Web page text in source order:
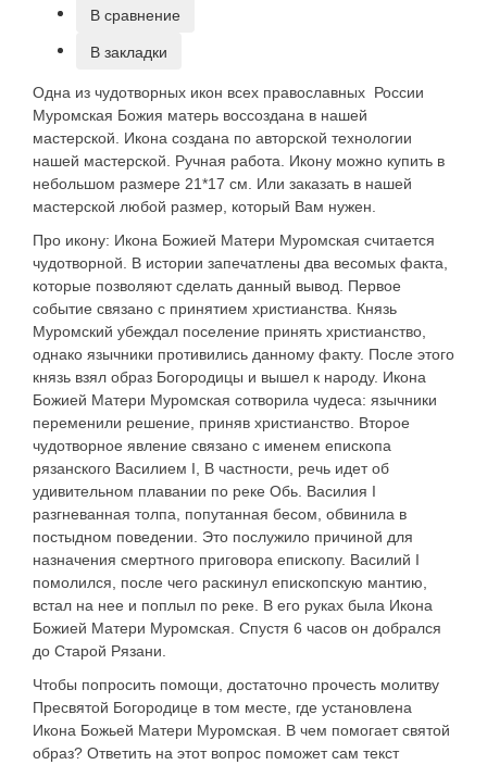
В сравнение
В закладки
Одна из чудотворных икон всех православных России
Муромская Божия матерь воссоздана в нашей
мастерской. Икона создана по авторской технологии
нашей мастерской. Ручная работа. Икону можно купить в
небольшом размере 21*17 см. Или заказать в нашей
мастерской любой размер, который Вам нужен.
Про икону: Икона Божией Матери Муромская считается
чудотворной. В истории запечатлены два весомых факта,
которые позволяют сделать данный вывод. Первое
событие связано с принятием христианства. Князь
Муромский убеждал поселение принять христианство,
однако язычники противились данному факту. После этого
князь взял образ Богородицы и вышел к народу. Икона
Божией Матери Муромская сотворила чудеса: язычники
переменили решение, приняв христианство. Второе
чудотворное явление связано с именем епископа
рязанского Василием I, В частности, речь идет об
удивительном плавании по реке Обь. Василия I
разгневанная толпа, попутанная бесом, обвинила в
постыдном поведении. Это послужило причиной для
назначения смертного приговора епископу. Василий I
помолился, после чего раскинул епископскую мантию,
встал на нее и поплыл по реке. В его руках была Икона
Божией Матери Муромская. Спустя 6 часов он добрался
до Старой Рязани.
Чтобы попросить помощи, достаточно прочесть молитву
Пресвятой Богородице в том месте, где установлена
Икона Божьей Матери Муромская. В чем помогает святой
образ? Ответить на этот вопрос поможет сам текст